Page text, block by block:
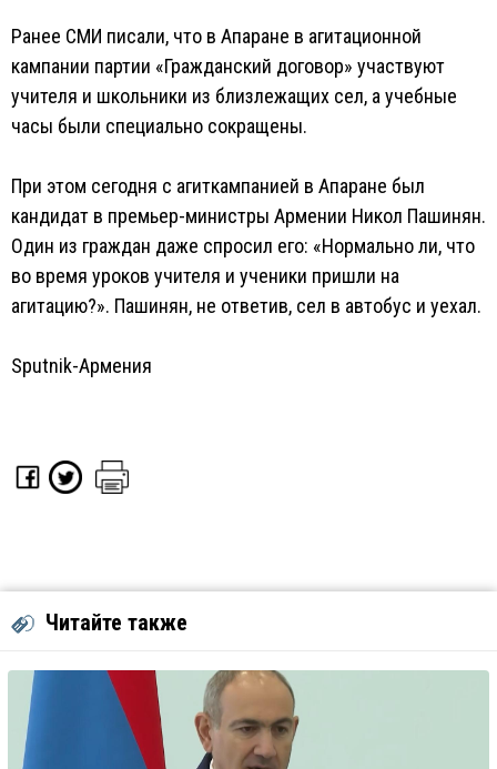
Ранее СМИ писали, что в Апаране в агитационной
кампании партии «Гражданский договор» участвуют
учителя и школьники из близлежащих сел, а учебные
часы были специально сокращены.
При этом сегодня с агиткампанией в Апаране был
кандидат в премьер-министры Армении Никол Пашинян.
Один из граждан даже спросил его: «Нормально ли, что
во время уроков учителя и ученики пришли на
агитацию?». Пашинян, не ответив, сел в автобус и уехал.
Sputnik-Армения
Читайте также